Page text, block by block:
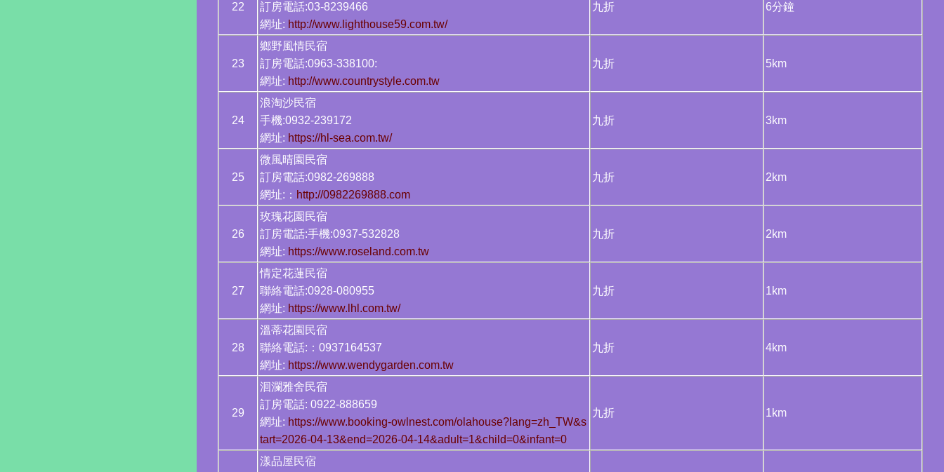
22
訂房電話:03-8239466
網址: http://www.lighthouse59.com.tw/
九折 6分鐘
23
鄉野風情民宿
訂房電話:0963-338100:
網址: http://www.countrystyle.com.tw
九折 5km
24
浪淘沙民宿
手機:0932-239172
網址: https://hl-sea.com.tw/
九折 3km
25
微風晴園民宿
訂房電話:0982-269888
網址:： http://0982269888.com
九折 2km
26
玫瑰花園民宿
訂房電話:手機:0937-532828
網址: https://www.roseland.com.tw
九折 2km
27
情定花蓮民宿
聯絡電話:0928-080955
網址: https://www.lhl.com.tw/
九折 1km
28
溫蒂花園民宿
聯絡電話:：0937164537
網址: https://www.wendygarden.com.tw
九折 4km
29
洄瀾雅舍民宿
訂房電話: 0922-888659
網址: https://www.booking-owlnest.com/olahouse?lang=zh_TW&s
tart=2026-04-13&end=2026-04-14&adult=1&child=0&infant=0
九折 1km
漾品屋民宿